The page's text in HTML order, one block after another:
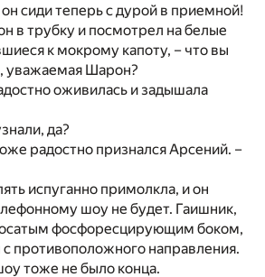
сиди теперь с дурой в приемной!
в трубку и посмотрел на белые
к мокрому капоту, – что вы
уважаемая Шарон?
оживилась и задышала
да?
радостно признался Арсений. –
испуганно примолкла, и он
шоу не будет. Гаишник,
фосфоресцирующим боком,
противоположного направления.
тоже не было конца.